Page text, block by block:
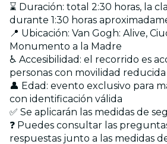
⌛ Duración: total 2:30 horas, la
durante 1:30 horas
📍 Ubicación: Van Gogh: Alive,
Monumento a la Madre
♿ Accesibilidad: el recorrido es
personas con movilidad reducida
👤 Edad: evento exclusivo para
con identificación válida
✅ Se aplicarán las medidas de
❓ Puedes consultar las
respuestas junto a las medidas